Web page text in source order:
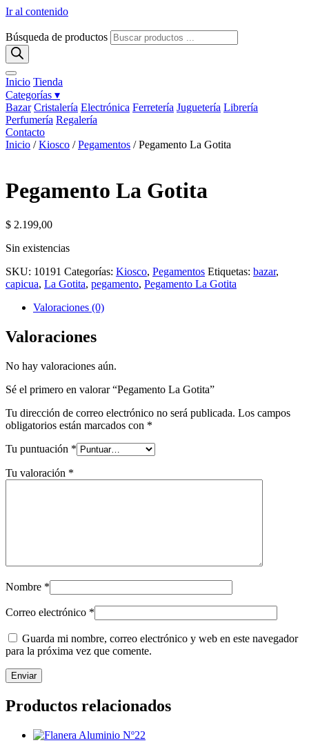
Ir al contenido
Búsqueda de productos
Inicio Tienda
Categorías ▾
Bazar Cristalería Electrónica Ferretería Juguetería Librería
Perfumería Regalería
Contacto
Inicio /Kiosco /Pegamentos / Pegamento La Gotita
Pegamento La Gotita
$ 2.199,00
Sin existencias
SKU: 10191 Categorías: Kiosco, Pegamentos Etiquetas: bazar,
capicua, La Gotita, pegamento, Pegamento La Gotita
Valoraciones (0)
Valoraciones
No hay valoraciones aún.
Sé el primero en valorar “Pegamento La Gotita”
Tu dirección de correo electrónico no será publicada. Los campos
obligatorios están marcados con *
Tu puntuación *
Tu valoración *
Nombre *
Correo electrónico *
Guarda mi nombre, correo electrónico y web en este navegador
para la próxima vez que comente.
Productos relacionados